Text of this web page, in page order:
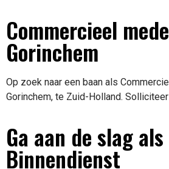
Commercieel
Gorinchem
Op zoek naar een baan als
Gorinchem, te Zuid-Holland.
Ga aan de slag
Binnendienst